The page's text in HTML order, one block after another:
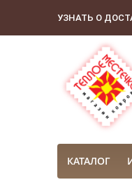
УЗНАТЬ О
КАТАЛОГ